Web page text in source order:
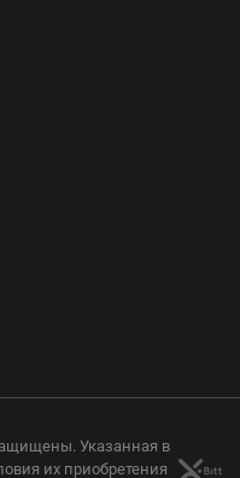
Указанная в
их приобретения